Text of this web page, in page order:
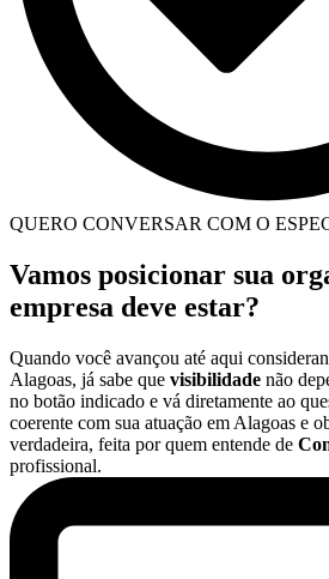
QUERO CONVERSAR COM O
Vamos posicionar sua
empresa deve estar?
Quando você avançou até aqui
Alagoas, já sabe que visibilidade não
no botão indicado e vá diretamente ao
coerente com sua atuação em Alagoas e
verdadeira, feita por quem entende de
profissional.